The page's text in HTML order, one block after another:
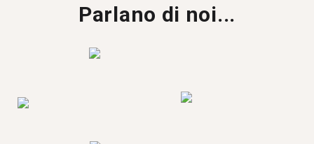
Parlano di noi...